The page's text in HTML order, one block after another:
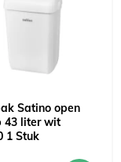
Satino open
43 liter wit
1 Stuk